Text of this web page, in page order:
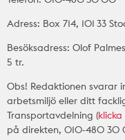
Adress: Box 714, 101 33
Besöksadress: Olof
5 tr.
Obs! Redaktionen svarar
arbetsmiljö eller ditt
Transportavdelning (
på direkten, 010-480 30